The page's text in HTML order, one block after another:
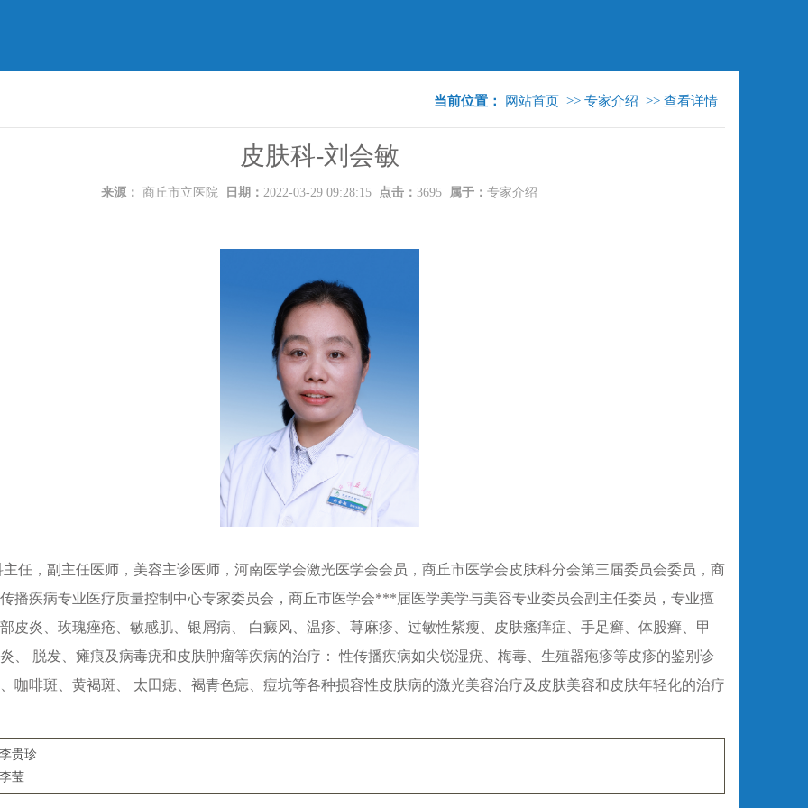
当前位置： 网站首页 >> 专家介绍 >> 查看详情
皮肤科-刘会敏
来源： 商丘市立医院 日期： 2022-03-29 09:28:15 点击： 3695 属于： 专家介绍
任，副主任医师，美容主诊医师，河南医学会激光医学会会员，商丘市医学会皮肤科分会第三届委员会委员，商
播疾病专业医疗质量控制中心专家委员会，商丘市医学会***届医学美学与美容专业委员会副主任委员，专业擅
皮炎、玫瑰痤疮、敏感肌、银屑病、 白癜风、温疹、荨麻疹、过敏性紫瘦、皮肤瘙痒症、手足癣、体股癣、甲
、 脱发、瘫痕及病毒疣和皮肤肿瘤等疾病的治疗： 性传播疾病如尖锐湿疣、梅毒、生殖器疱疹等皮疹的鉴别诊
咖啡斑、黄褐斑、 太田痣、褐青色痣、痘坑等各种损容性皮肤病的激光美容治疗及皮肤美容和皮肤年轻化的治疗
贵珍
莹